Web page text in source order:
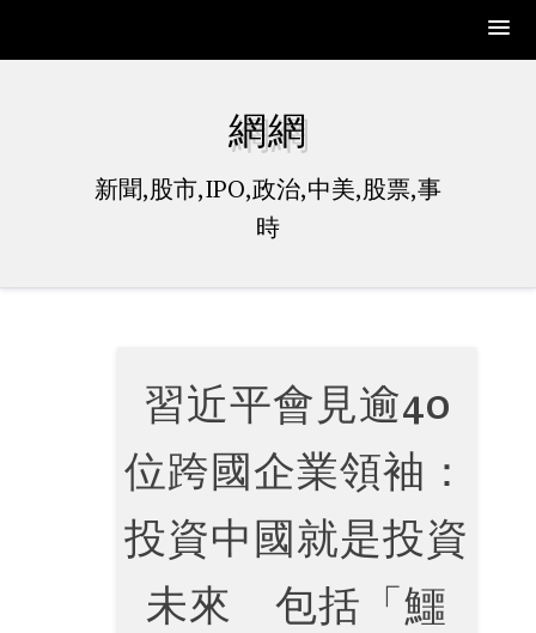
網網
新聞,股市,IPO,政治,中美,股票,事
時
習近平會見逾40
位跨國企業領袖：
投資中國就是投資
未來 包括「鱷